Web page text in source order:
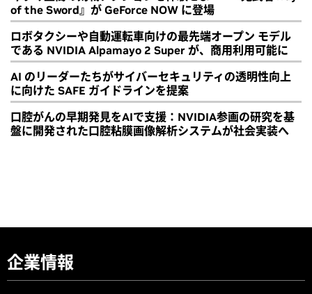
of the Sword』が GeForce NOW に登場
ロボタクシーや自動運転車向けの最先端オープン モデル
である NVIDIA Alpamayo 2 Super が、商用利用可能に
AI のリーダーたちがサイバーセキュリティの透明性向上
に向けた SAFE ガイドラインを提案
口腔がんの早期発見をAIで支援：NVIDIA参画の研究を基
盤に開発された口腔粘膜画像解析システムが社会実装へ
企業情報